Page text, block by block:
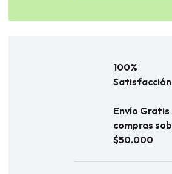
100%
Satisfacción
Envío Gratis
compras
$50.000